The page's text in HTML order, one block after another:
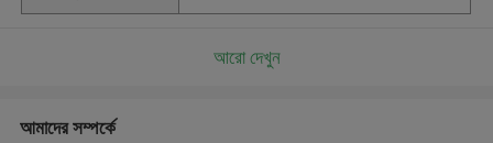
আরো দেখুন
আমাদের সম্পর্কে